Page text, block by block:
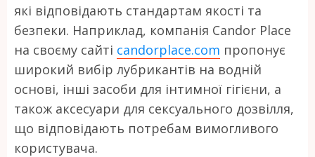
які відповідають стандартам якості та
безпеки. Наприклад, компанія Candor Place
на своєму сайті candorplace.com пропонує
широкий вибір лубрикантів на водній
основі, інші засоби для інтимної гігієни, а
також аксесуари для сексуального дозвілля,
що відповідають потребам вимогливого
користувача.